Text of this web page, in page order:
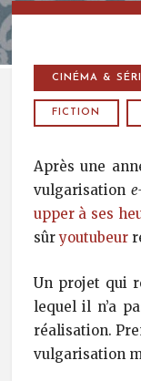
CINÉMA &
FICTION
Après une
vulgarisation
upper à ses
sûryoutubeur
Un projet qui
lequel il n’a
réalisation.
vulgarisation